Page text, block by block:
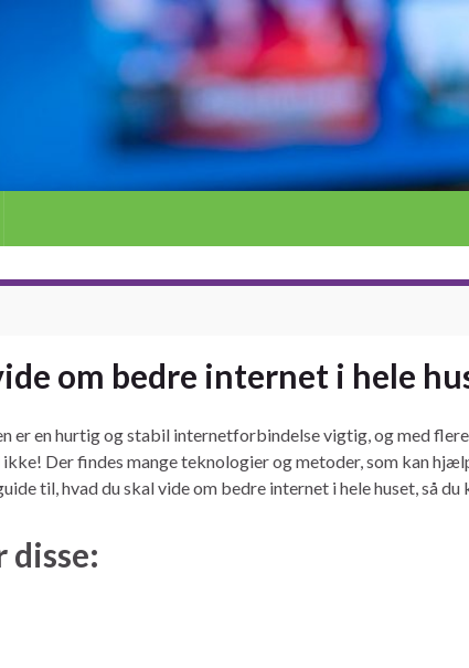
om bedre internet i hele
er en hurtig og stabil internetforbindelse vigtig, og med
Der findes mange teknologier og metoder, som kan
til, hvad du skal vide om bedre internet i hele huset, så
disse: